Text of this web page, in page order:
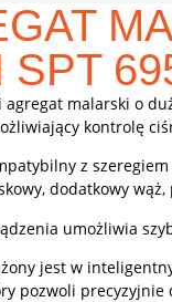
SPT
agregat malarski o
kontrolę
z
dodatkowy wąż,
umożliwia
jest w
pozwoli